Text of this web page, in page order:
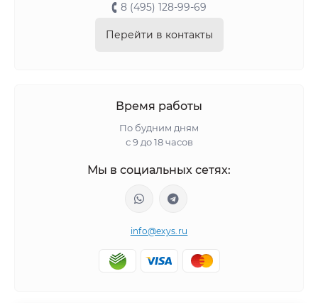
8 (495) 128-99-69
Перейти в контакты
Время работы
По будним дням
с 9 до 18 часов
Мы в социальных сетях:
info@exys.ru